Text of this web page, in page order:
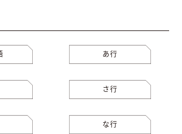
あ行
さ行
な行